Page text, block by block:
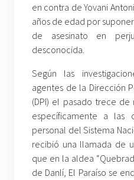
en contra de Yovani
años de edad por
de asesinato en
desconocida.
Según las
agentes de la Dirección
(DPI) el pasado trece
específicamente a
personal del Sistema
recibió una llamada de
que en la aldea
de Danlí, El Paraíso se